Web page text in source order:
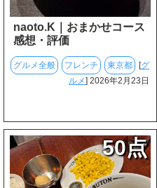
naoto.K｜おまかせコース
感想・評価
グルメ全般 フレンチ 東京都 [グ
ルメ] 2026年2月23日
50点